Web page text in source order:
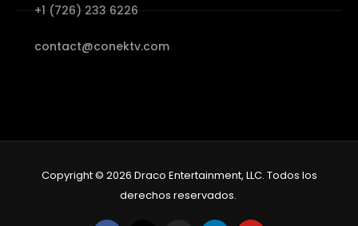
+1 (726) 233 6226
contact@conektv.com
Copyright © 2026 Draco Entertainment, LLC. Todos los
derechos reservados.